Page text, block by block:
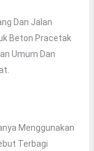
Dan Jalan
Beton Pracetak
Umum Dan
Menggunakan
Terbagi